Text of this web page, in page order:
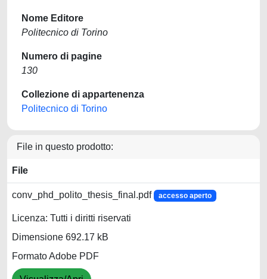
Nome Editore
Politecnico di Torino
Numero di pagine
130
Collezione di appartenenza
Politecnico di Torino
File in questo prodotto:
File
conv_phd_polito_thesis_final.pdf accesso aperto
Licenza: Tutti i diritti riservati
Dimensione 692.17 kB
Formato Adobe PDF